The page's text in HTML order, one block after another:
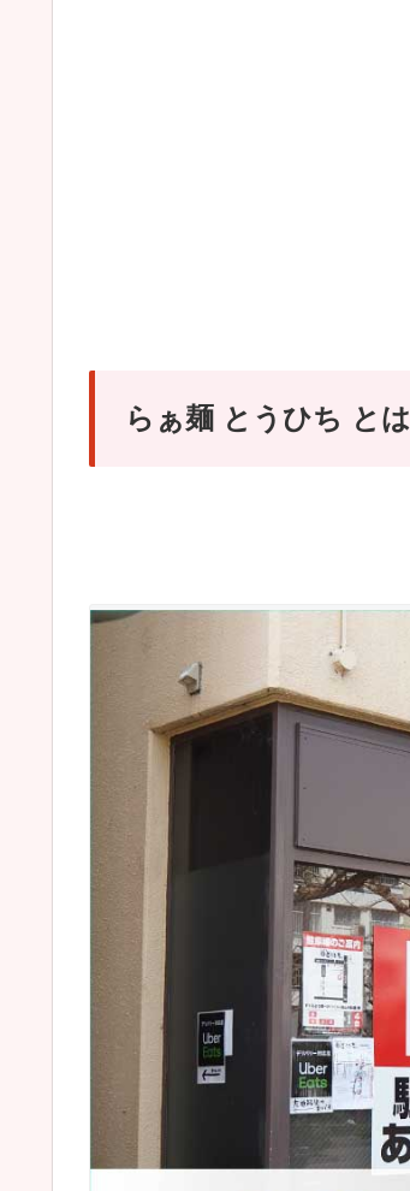
らぁ麺 とうひち とは